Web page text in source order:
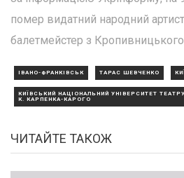
помер видатний народний
балетмейстер з
ІВАНО-ФРАНКІВСЬК ТАРАС ШЕВЧЕНКО
КИЇВСЬКИЙ НАЦІОНАЛЬНИЙ УНІВЕРСИТЕТ
К. КАРПЕНКА-КАРОГО
ЧИТАЙТЕ ТАКОЖ